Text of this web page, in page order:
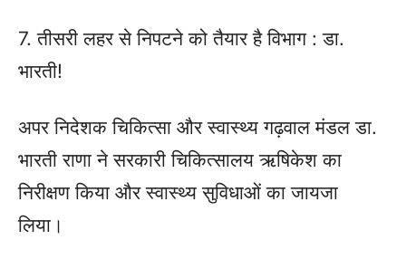
7. तीसरी लहर से निपटने को तैयार है विभाग : डा.
भारती!
अपर निदेशक चिकित्सा और स्वास्थ्य गढ़वाल मंडल डा.
भारती राणा ने सरकारी चिकित्सालय ऋषिकेश का
निरीक्षण किया और स्वास्थ्य सुविधाओं का जायजा
लिया।